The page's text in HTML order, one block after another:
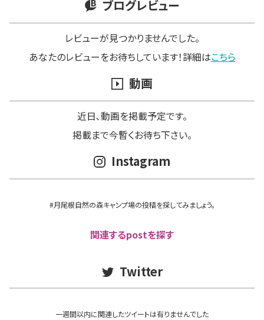
ブログレビュー
レビューが見つかりませんでした。
あなたのレビューをお待ちしています！詳細はこちら
動画
近日､動画を掲載予定です。
掲載まで今暫くお待ち下さい。
Instagram
#月尾根自然の森キャンプ場の投稿を探してみましょう。
関連するpostを探す
Twitter
一週間以内に関連したツイートは有りませんでした